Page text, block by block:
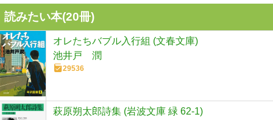
読みたい本(20冊)
オレたちバブル入行組 (文春文庫)
池井戸 潤
29536
萩原朔太郎詩集 (岩波文庫 緑 62-1)